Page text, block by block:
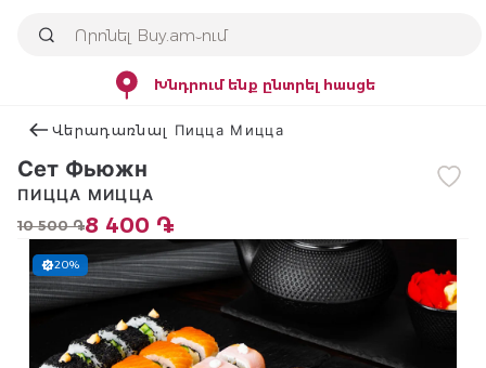
Խնդրում ենք ընտրել հասցե
Վերադառնալ Пицца Мицца
Сет Фьюжн
10 500 ֏8 400 ֏
ПИЦЦА МИЦЦА
20%